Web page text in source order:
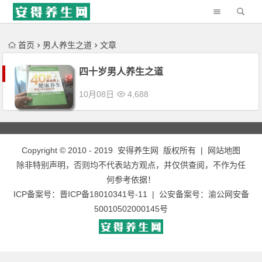
'); })();
首页 男人养生之道 文章
四十岁男人养生之道
10月08日 4,688
Copyright © 2010 - 2019 安得养生网 版权所有 |
网站地图
除非特别声明，否则均不代表站方观点，并仅供查阅，不作为任
何参考依据！
ICP备案号： 晋ICP备18010341号-11 | 公安备案号： 渝公网安备
50010502000145号